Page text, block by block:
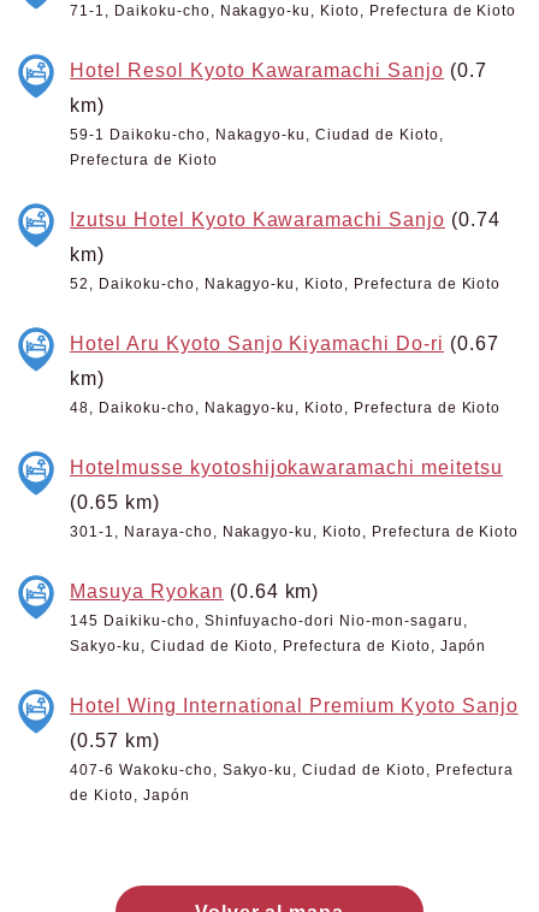
71-1, Daikoku-cho, Nakagyo-ku, Kioto, Prefectura de Kioto
Hotel Resol Kyoto Kawaramachi Sanjo (0.7
km)
59-1 Daikoku-cho, Nakagyo-ku, Ciudad de Kioto,
Prefectura de Kioto
Izutsu Hotel Kyoto Kawaramachi Sanjo (0.74
km)
52, Daikoku-cho, Nakagyo-ku, Kioto, Prefectura de Kioto
Hotel Aru Kyoto Sanjo Kiyamachi Do-ri (0.67
km)
48, Daikoku-cho, Nakagyo-ku, Kioto, Prefectura de Kioto
Hotelmusse kyotoshijokawaramachi meitetsu
(0.65 km)
301-1, Naraya-cho, Nakagyo-ku, Kioto, Prefectura de Kioto
Masuya Ryokan (0.64 km)
145 Daikiku-cho, Shinfuyacho-dori Nio-mon-sagaru,
Sakyo-ku, Ciudad de Kioto, Prefectura de Kioto, Japón
Hotel Wing International Premium Kyoto Sanjo
(0.57 km)
407-6 Wakoku-cho, Sakyo-ku, Ciudad de Kioto, Prefectura
de Kioto, Japón